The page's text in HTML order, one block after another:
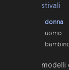
stivali
donna
uomo
modelli